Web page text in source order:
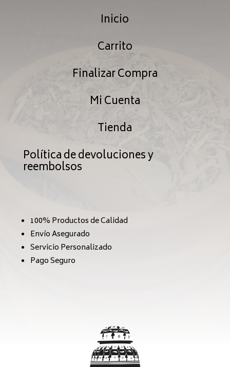
$4,572.28
Inicio
Carrito
Finalizar Compra
Mi Cuenta
Tienda
Política de devoluciones y
reembolsos
100% Productos de Calidad
Envío Asegurado
Servicio Personalizado
Pago Seguro